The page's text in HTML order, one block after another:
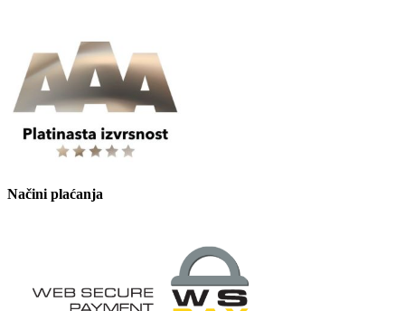
Načini plaćanja